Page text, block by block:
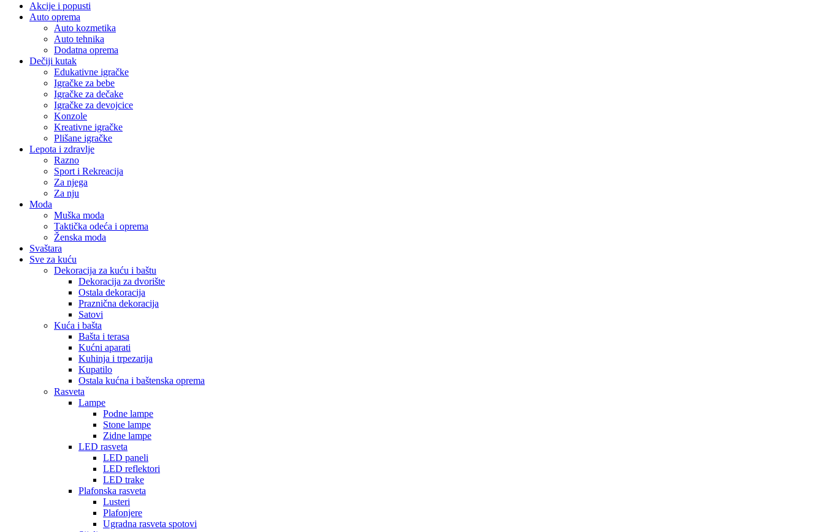
Akcije i popusti
Auto oprema
Auto kozmetika
Auto tehnika
Dodatna oprema
Dečiji kutak
Edukativne igračke
Igračke za bebe
Igračke za dečake
Igračke za devojcice
Konzole
Kreativne igračke
Plišane igračke
Lepota i zdravlje
Razno
Sport i Rekreacija
Za njega
Za nju
Moda
Muška moda
Taktička odeća i oprema
Ženska moda
Svaštara
Sve za kuću
Dekoracija za kuću i baštu
Dekoracija za dvorište
Ostala dekoracija
Praznična dekoracija
Satovi
Kuća i bašta
Bašta i terasa
Kućni aparati
Kuhinja i trpezarija
Kupatilo
Ostala kućna i baštenska oprema
Rasveta
Lampe
Podne lampe
Stone lampe
Zidne lampe
LED rasveta
LED paneli
LED reflektori
LED trake
Plafonska rasveta
Lusteri
Plafonjere
Ugradna rasveta spotovi